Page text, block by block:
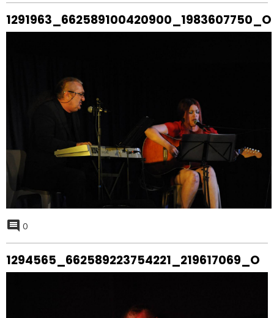
1291963_662589100420900_1983607750_O
0
1294565_662589223754221_219617069_O